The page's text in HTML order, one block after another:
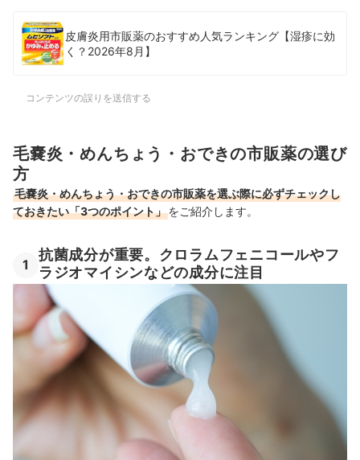
皮膚炎用市販薬のおすすめ人気ランキング【湿疹に効
く？2026年8月】
コンテンツの誤りを送信する
毛嚢炎・めんちょう・おできの市販薬の選び
方
毛嚢炎・めんちょう・おできの市販薬を選ぶ際に必ずチェックし
ておきたい「3つのポイント」をご紹介します。
1
抗菌成分が重要。クロラムフェニコールやフ
ラジオマイシンなどの成分に注目